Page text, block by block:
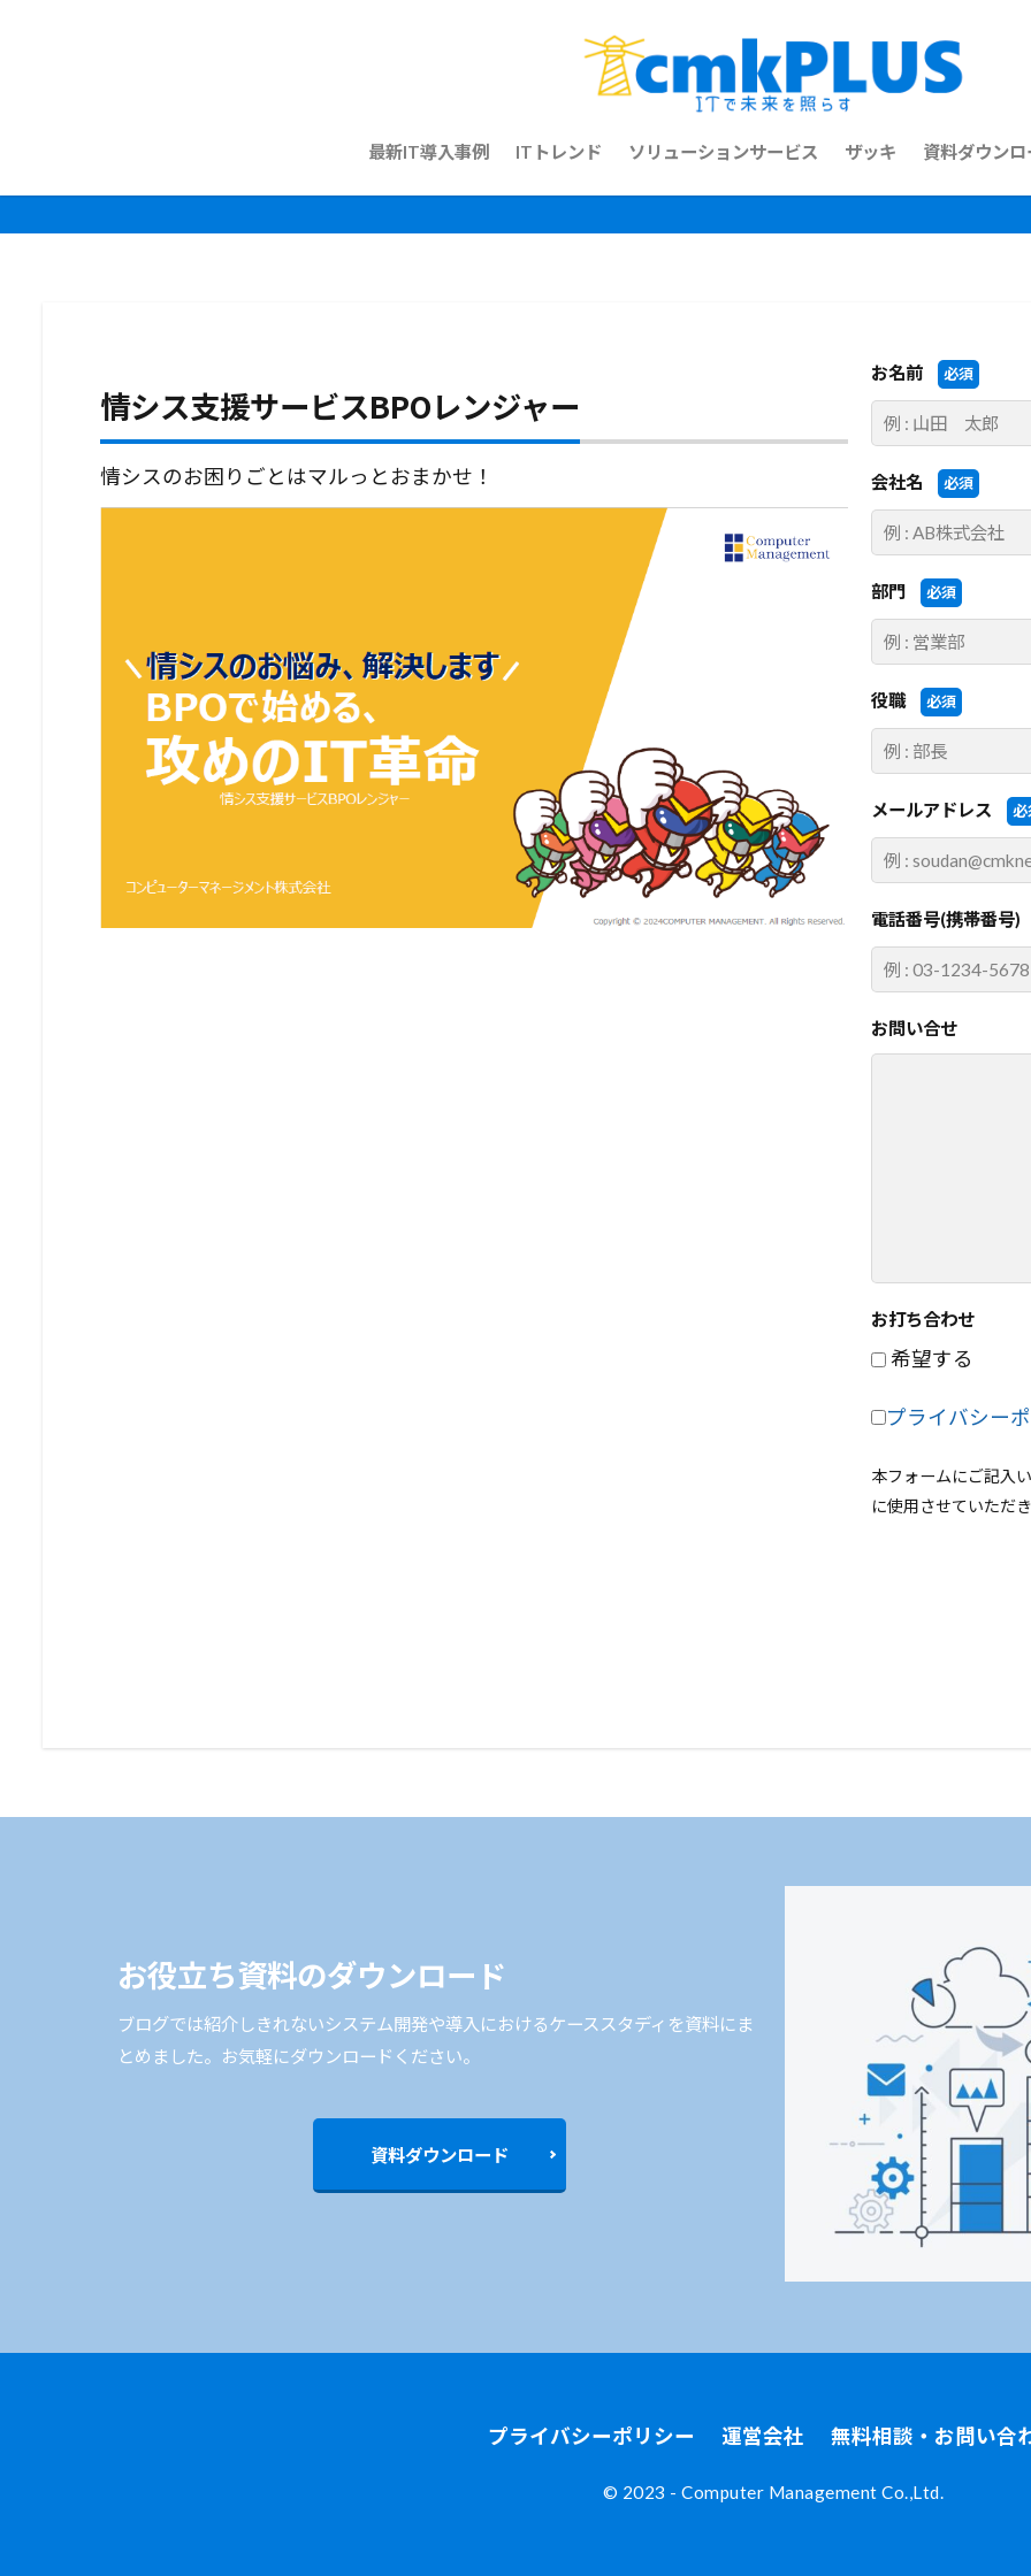
最新IT導入事例 ITトレンド ソリューションサービス ザッキ 資料ダウンロ
情シス支援サービスBPOレンジャー
情シスのお困りごとはマルっとおまかせ！
お名前 必須
会社名 必須
部門 必須
役職 必須
メールアドレス 必
電話番号(携帯番号)
お問い合せ
お打ち合わせ
希望する
プライバシー
本フォームにご記入
に使用させていただ
お役立ち資料のダウンロード
ブログでは紹介しきれないシステム開発や導入におけるケーススタディを資料にま
とめました。お気軽にダウンロードください。
資料ダウンロード
プライバシーポリシー 運営会社 無料相談・お問い合
©︎ 2023 - Computer Management Co.,Ltd.